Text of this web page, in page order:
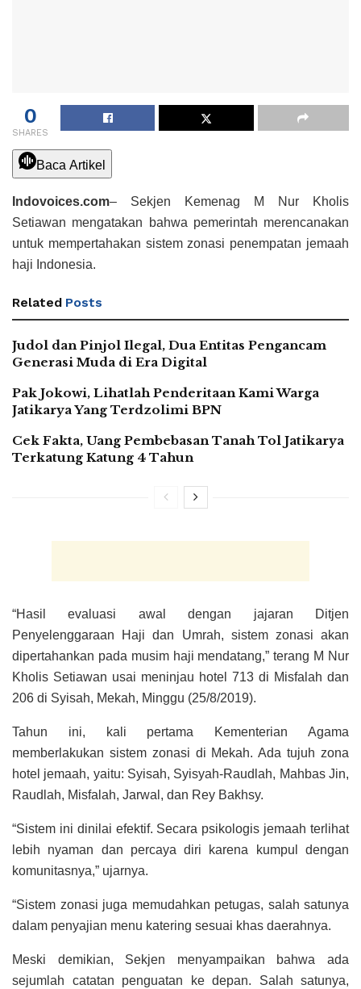
0
SHARES
Baca Artikel
Indovoices.com– Sekjen Kemenag M Nur Kholis
Setiawan mengatakan bahwa pemerintah merencanakan
untuk mempertahakan sistem zonasi penempatan jemaah
haji Indonesia.
Related Posts
Judol dan Pinjol Ilegal, Dua Entitas Pengancam
Generasi Muda di Era Digital
Pak Jokowi, Lihatlah Penderitaan Kami Warga
Jatikarya Yang Terdzolimi BPN
Cek Fakta, Uang Pembebasan Tanah Tol Jatikarya
Terkatung Katung 4 Tahun
“Hasil evaluasi awal dengan jajaran Ditjen
Penyelenggaraan Haji dan Umrah, sistem zonasi akan
dipertahankan pada musim haji mendatang,” terang M Nur
Kholis Setiawan usai meninjau hotel 713 di Misfalah dan
206 di Syisah, Mekah, Minggu (25/8/2019).
Tahun ini, kali pertama Kementerian Agama
memberlakukan sistem zonasi di Mekah. Ada tujuh zona
hotel jemaah, yaitu: Syisah, Syisyah-Raudlah, Mahbas Jin,
Raudlah, Misfalah, Jarwal, dan Rey Bakhsy.
“Sistem ini dinilai efektif. Secara psikologis jemaah terlihat
lebih nyaman dan percaya diri karena kumpul dengan
komunitasnya,” ujarnya.
“Sistem zonasi juga memudahkan petugas, salah satunya
dalam penyajian menu katering sesuai khas daerahnya.
Meski demikian, Sekjen menyampaikan bahwa ada
sejumlah catatan penguatan ke depan. Salah satunya,